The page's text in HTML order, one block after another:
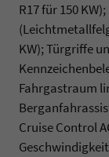
R17 für 150
KW); Türgriffe
Fahrgastraum
Cruise Control